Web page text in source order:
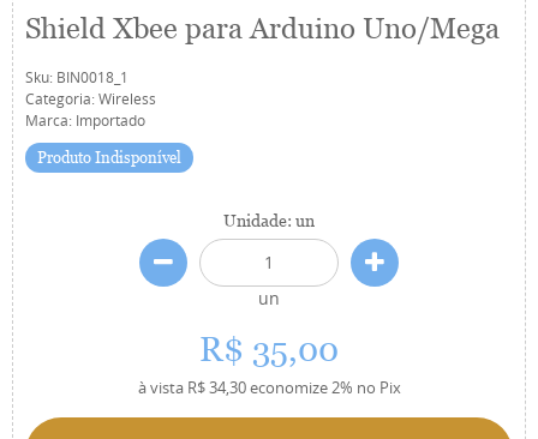
Shield Xbee para Arduino Uno/Mega
Sku: BIN0018_1
Categoria:Wireless
Marca: Importado
Produto Indisponível
Unidade: un
un
R$ 35,00
à vista R$ 34,30economize2% no Pix